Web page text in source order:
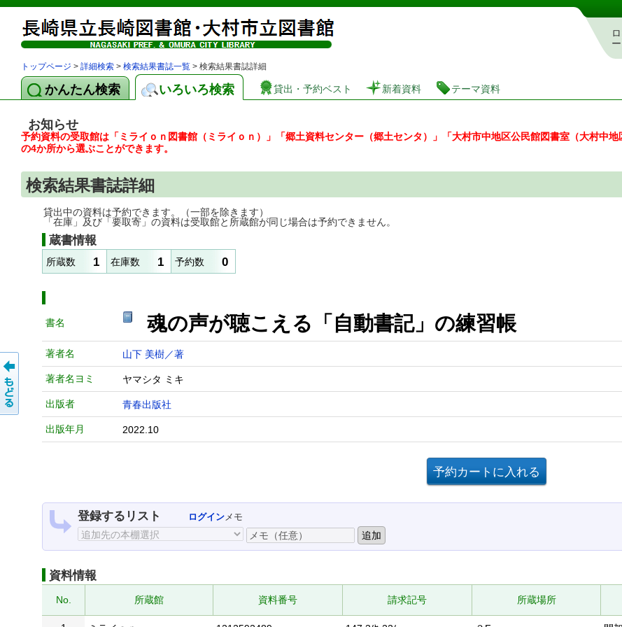
図書館 蔵書検索・予約システム
トップページ > 詳細検索 > 検索結果書誌一覧 > 検索結果書誌詳細
かんたん検索 いろいろ検索 貸出・予約ベスト 新着資料 テーマ資料
お知らせ
予約資料の受取館は「ミライｏｎ図書館（ミライｏｎ）」「郷土資料センター（郷土センタ）」「大村市中地区公民館図書室（大村中
の4か所から選ぶことができます。
検索結果書誌詳細
貸出中の資料は予約できます。（一部を除きます）
「在庫」及び「要取寄」の資料は受取館と所蔵館が同じ場合は予約できません。
蔵書情報
所蔵数 1 在庫数 1 予約数 0
書名 魂の声が聴こえる「自動書記」の練習帳
著者名 山下 美樹／著
著者名ヨミ ヤマシタ ミキ
出版者 青春出版社
出版年月 2022.10
登録するリスト ログインメモ
資料情報
No. 所蔵館 資料番号 請求記号 所蔵場所